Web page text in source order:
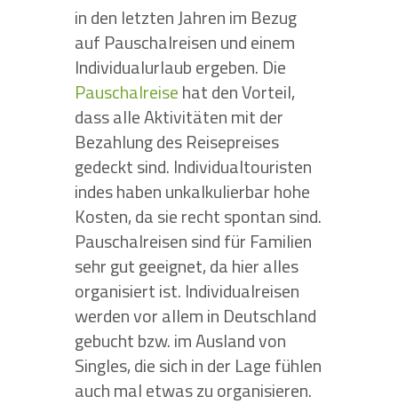
in den letzten Jahren im Bezug
auf Pauschalreisen und einem
Individualurlaub ergeben. Die
Pauschalreisehat den Vorteil,
dass alle Aktivitäten mit der
Bezahlung des Reisepreises
gedeckt sind. Individualtouristen
indes haben unkalkulierbar hohe
Kosten, da sie recht spontan sind.
Pauschalreisen sind für Familien
sehr gut geeignet, da hier alles
organisiert ist. Individualreisen
werden vor allem in Deutschland
gebucht bzw. im Ausland von
Singles, die sich in der Lage fühlen
auch mal etwas zu organisieren.